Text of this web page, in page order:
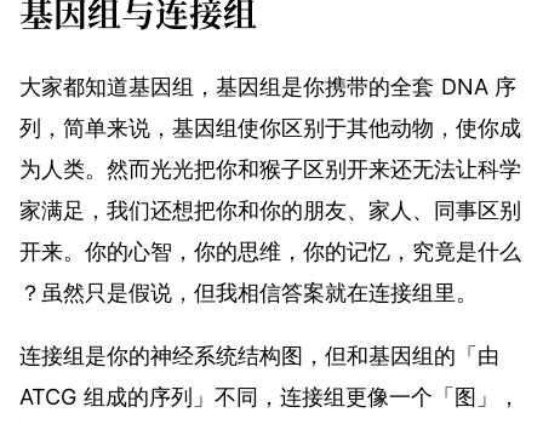
基因组与连接组
大家都知道基因组，基因组是你携带的全套 DNA 序
列，简单来说，基因组使你区别于其他动物，使你成
为人类。然而光光把你和猴子区别开来还无法让科学
家满足，我们还想把你和你的朋友、家人、同事区别
开来。你的心智，你的思维，你的记忆，究竟是什么
？虽然只是假说，但我相信答案就在连接组里。
连接组是你的神经系统结构图，但和基因组的「由
ATCG 组成的序列」不同，连接组更像一个「图」，